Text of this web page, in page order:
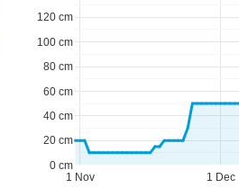
ma-do:
za-zo:
1 Nov 1 Dec
0 cm
20 cm
40 cm
60 cm
80 cm
100 cm
120 cm